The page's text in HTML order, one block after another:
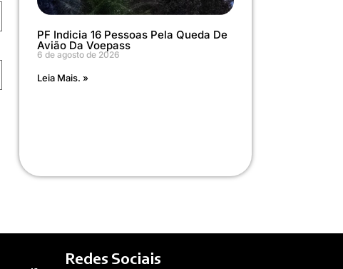
PF Indicia 16 Pessoas Pela Queda De
Avião Da Voepass
6 de agosto de 2026
Leia Mais. »
Redes Sociais